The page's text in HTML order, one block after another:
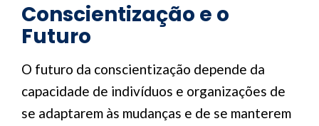
Conscientização e o
Futuro
O futuro da conscientização depende da
capacidade de indivíduos e organizações de
se adaptarem às mudanças e de se manterem